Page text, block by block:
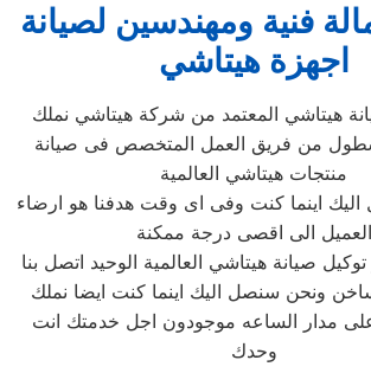
فنية ومهندسين لصيانة
اجهزة هيتاشي
هيتاشي المعتمد من شركة هيتاشي نملك
من فريق العمل المتخصص فى صيانة
منتجات هيتاشي العالمية
اينما كنت وفى اى وقت هدفنا هو ارضاء
العميل الى اقصى درجة ممكنة
توكيل صيانة هيتاشي العالمية الوحيد اتصل بنا
ونحن سنصل اليك اينما كنت ايضا نملك
مدار الساعه موجودون اجل خدمتك انت
وحدك